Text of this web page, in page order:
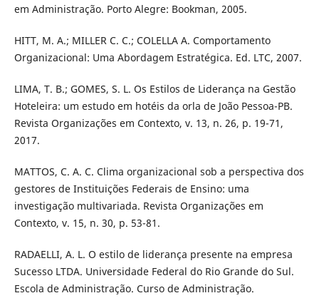
em Administração. Porto Alegre: Bookman, 2005.
HITT, M. A.; MILLER C. C.; COLELLA A. Comportamento
Organizacional: Uma Abordagem Estratégica. Ed. LTC, 2007.
LIMA, T. B.; GOMES, S. L. Os Estilos de Liderança na Gestão
Hoteleira: um estudo em hotéis da orla de João Pessoa-PB.
Revista Organizações em Contexto, v. 13, n. 26, p. 19-71,
2017.
MATTOS, C. A. C. Clima organizacional sob a perspectiva dos
gestores de Instituições Federais de Ensino: uma
investigação multivariada. Revista Organizações em
Contexto, v. 15, n. 30, p. 53-81.
RADAELLI, A. L. O estilo de liderança presente na empresa
Sucesso LTDA. Universidade Federal do Rio Grande do Sul.
Escola de Administração. Curso de Administração.